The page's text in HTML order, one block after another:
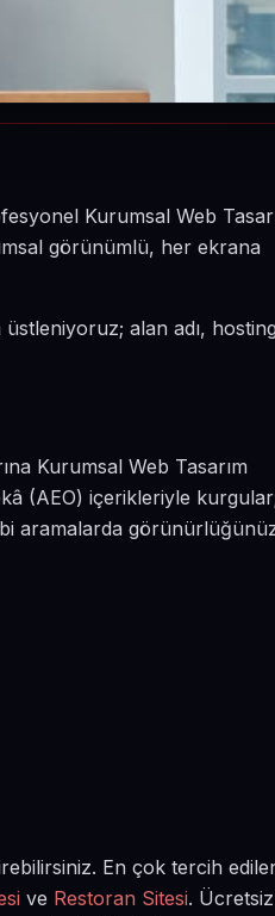
Kurumsal Web
görünümlü, her ekrana
alan adı,
Kurumsal Web Tasarım
(AEO) içerikleriyle
aramalarda
En çok tercih
ve Restoran Sitesi.